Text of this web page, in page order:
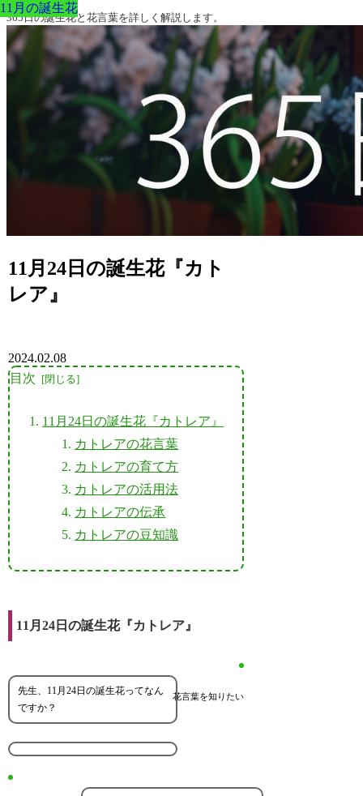
365日の誕生花と花言葉を詳しく解説します。
11月24日の誕生花『カト
レア』
11月の誕生花
2024.02.08
目次
11月24日の誕生花『カトレア』
カトレアの花言葉
カトレアの育て方
カトレアの活用法
カトレアの伝承
カトレアの豆知識
11月24日の誕生花『カトレア』
花言葉を知りたい
先生、11月24日の誕生花ってなん
ですか？
11月の誕生花
11月の誕生花
11月の誕生花
11月の誕生花
11月の誕生花
11月の誕生花